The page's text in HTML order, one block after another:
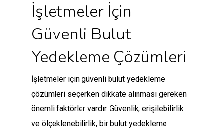
İşletmeler İçin
Güvenli Bulut
Yedekleme Çözümleri
İşletmeler için güvenli bulut yedekleme
çözümleri seçerken dikkate alınması gereken
önemli faktörler vardır. Güvenlik, erişilebilirlik
ve ölçeklenebilirlik, bir bulut yedekleme